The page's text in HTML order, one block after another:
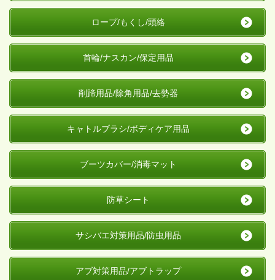
ロープ/もくし/頭絡
首輪/ナスカン/保定用品
削蹄用品/除角用品/去勢器
キャトルブラシ/ボディケア用品
ブーツカバー/消毒マット
防草シート
サシバエ対策用品/防虫用品
アブ対策用品/アブトラップ